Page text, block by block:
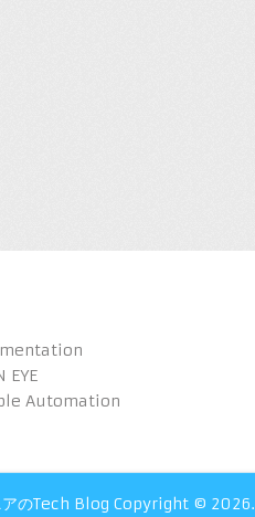
EYE
Automation
アのTech Blog Copyright © 2026.